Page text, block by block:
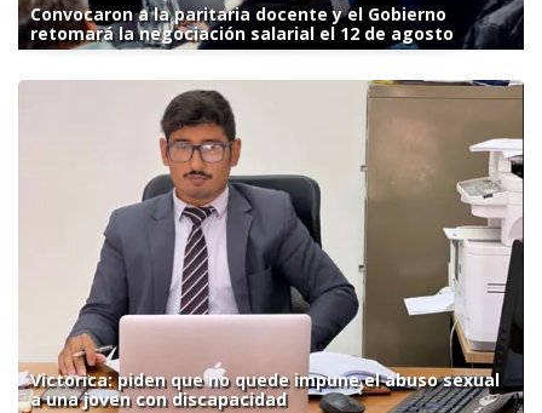
Convocaron a la paritaria docente y el Gobierno
retomará la negociación salarial el 12 de agosto
Victorica: piden que no quede impune el abuso sexual
a una joven con discapacidad